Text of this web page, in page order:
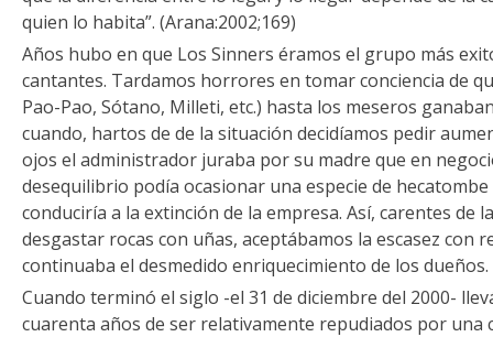
quien lo habita”. (Arana:2002;169)
Años hubo en que Los Sinners éramos el grupo más
cantantes. Tardamos horrores en tomar conciencia de
Pao-Pao, Sótano, Milleti, etc.) hasta los meseros
cuando, hartos de de la situación decidíamos pedir
ojos el administrador juraba por su madre que en
desequilibrio podía ocasionar una especie de
conduciría a la extinción de la empresa. Así, carentes de
desgastar rocas con uñas, aceptábamos la escasez con
continuaba el desmedido enriquecimiento de los dueños.
Cuando terminó el siglo -el 31 de diciembre del 2000-
cuarenta años de ser relativamente repudiados por una